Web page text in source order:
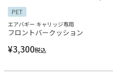
PET
エアバギー キャリッジ専用
フロントバークッション
¥3,300税込